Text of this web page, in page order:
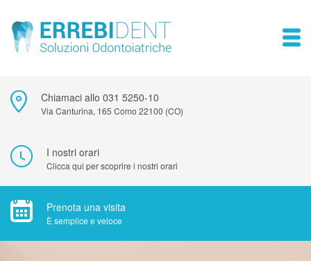
Chiamaci allo 031 5250-10
Via Canturina, 165 Como 22100 (CO)
I nostri orari
Clicca qui per scoprire i nostri orari
Prenota una visita
È semplice e veloce